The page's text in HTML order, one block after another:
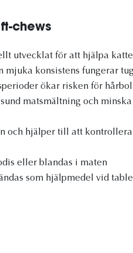
chews
utvecklat för att hjälpa
mjuka konsistens fungerar
ökar risken för
matsmältning och minska
och hjälper till att
eller blandas i maten
som hjälpmedel vid